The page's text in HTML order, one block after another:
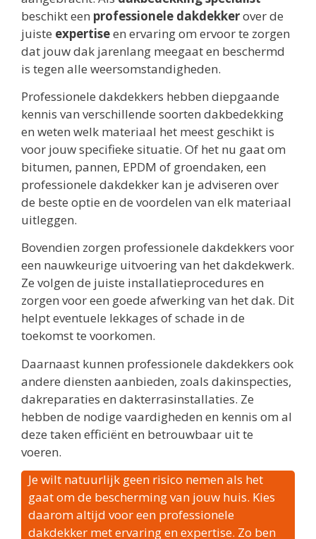
beschikt een professionele dakdekkerover de
juiste expertiseen ervaring om ervoor te zorgen
dat jouw dak jarenlang meegaat en beschermd
is tegen alle weersomstandigheden.
Professionele dakdekkers hebben diepgaande
kennis van verschillende soorten dakbedekking
en weten welk materiaal het meest geschikt is
voor jouw specifieke situatie. Of het nu gaat om
bitumen, pannen, EPDM of groendaken, een
professionele dakdekker kan je adviseren over
de beste optie en de voordelen van elk materiaal
uitleggen.
Bovendien zorgen professionele dakdekkers voor
een nauwkeurige uitvoering van het dakdekwerk.
Ze volgen de juiste installatieprocedures en
zorgen voor een goede afwerking van het dak. Dit
helpt eventuele lekkages of schade in de
toekomst te voorkomen.
Daarnaast kunnen professionele dakdekkers ook
andere diensten aanbieden, zoals dakinspecties,
dakreparaties en dakterrasinstallaties. Ze
hebben de nodige vaardigheden en kennis om al
deze taken efficiënt en betrouwbaar uit te
voeren.
Je wilt natuurlijk geen risico nemen als het
gaat om de bescherming van jouw huis. Kies
daarom altijd voor een professionele
dakdekker met ervaring en expertise. Zo ben